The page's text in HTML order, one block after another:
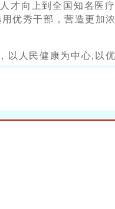
才向上到全国知名医
优秀干部，营造更加
以人民健康为中心,以